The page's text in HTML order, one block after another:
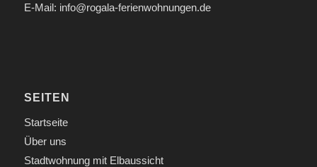
E-Mail: info@rogala-ferienwohnungen.de
SEITEN
Startseite
Über uns
Stadtwohnung mit Elbaussicht